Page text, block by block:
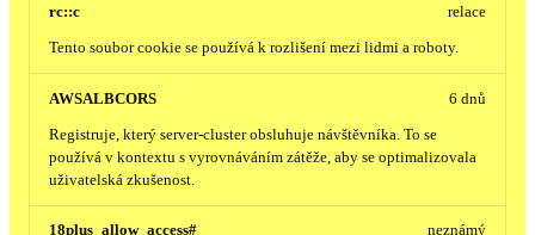
rc::c
Tento soubor cookie se používá k rozlišení mezi lidmi a roboty.
relace
AWSALBCORS
Registruje, který server-cluster obsluhuje návštěvníka. To se
používá v kontextu s vyrovnáváním zátěže, aby se optimalizovala
uživatelská zkušenost.
6 dnů
18plus_allow_access# neznámý